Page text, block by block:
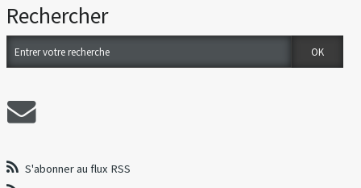
Rechercher
S'abonner au flux RSS